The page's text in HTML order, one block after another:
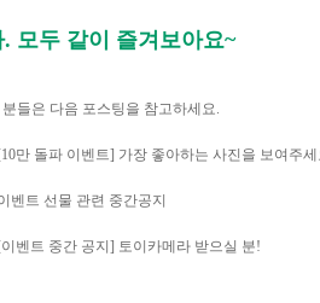
모두 같이 즐겨보아요~
들은 다음 포스팅을 참고하세요.
만 돌파 이벤트] 가장 좋아하는 사진을 보여주
벤트 선물 관련 중간공지
벤트 중간 공지] 토이카메라 받으실 분!